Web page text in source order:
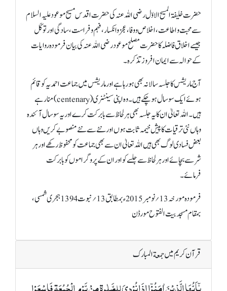
حضرت خلیفۃ المسیح الاوّل رضی اللہ عنہ کی حضرت اقدس مسیح موعود علیہ السلام
سے محبت و اطاعت، اخلاص و وفا، عجزوانکسار، فہم و فراست، سادگی اور توکّل
جیسے اخلاق فاضلہ کا حضرت مصلح موعود رضی اللہ عنہ کی بیان فرمودہ روایات
کے حوالہ سے ایمان افروز تذکرہ۔
آج ماریشس کا جلسہ سالانہ بھی ہو رہا ہے اور ماریشس میں جماعت احمدیہ کو قائم
ہوئے ایک سو سال ہو چکے ہیں۔ وہ اپنی سینٹنری (centenary) منا رہے
ہیں۔ اللہ تعالیٰ ان کا یہ جلسہ بھی ہر لحاظ سے بابرکت کرے اور یہ سو سال آئندہ
وہاں نئی ترقیات کا پیش خیمہ ثابت ہوں اور نئے سے نئے منصوبے کریں وہاں
بعض فسادی لوگ بھی ہیں اللہ تعالیٰ ان سے بھی جماعت کو محفوظ رکھے اور ہر
شر سے بچائے اور ہر لحاظ سے جلسے کو اور ان کے پروگراموں کو بابرکت
فرمائے۔
فرمودہ مورخہ 13؍نومبر 2015ء بمطابق 13؍نبوت 1394 ہجری شمسی،
بمقام مسجد بیت الفتوح مورڈن
قرآن کریم میں جمعة المبارک